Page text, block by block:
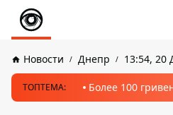
Новости Днепр 13:54, 20
ТОПТЕМА: Более 100